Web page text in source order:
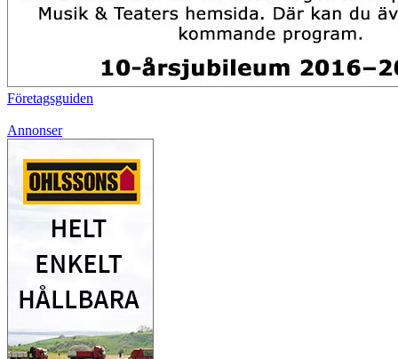
Företagsguiden
Annonser